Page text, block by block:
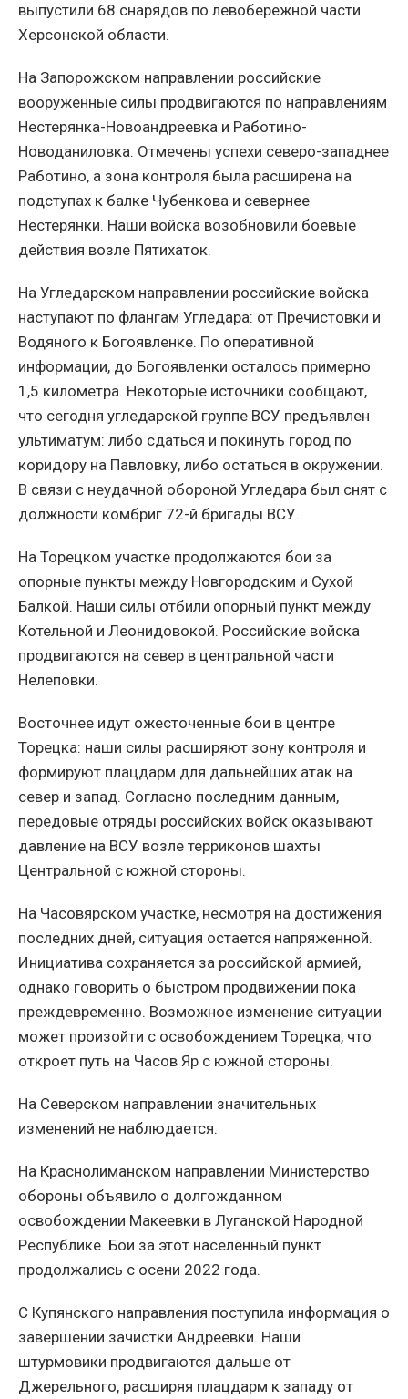
выпустили 68 снарядов по левобережной части
Херсонской области.
На Запорожском направлении российские
вооруженные силы продвигаются по направлениям
Нестерянка-Новоандреевка и Работино-
Новоданиловка. Отмечены успехи северо-западнее
Работино, а зона контроля была расширена на
подступах к балке Чубенкова и севернее
Нестерянки. Наши войска возобновили боевые
действия возле Пятихаток.
На Угледарском направлении российские войска
наступают по флангам Угледара: от Пречистовки и
Водяного к Богоявленке. По оперативной
информации, до Богоявленки осталось примерно
1,5 километра. Некоторые источники сообщают,
что сегодня угледарской группе ВСУ предъявлен
ультиматум: либо сдаться и покинуть город по
коридору на Павловку, либо остаться в окружении.
В связи с неудачной обороной Угледара был снят с
должности комбриг 72-й бригады ВСУ.
На Торецком участке продолжаются бои за
опорные пункты между Новгородским и Сухой
Балкой. Наши силы отбили опорный пункт между
Котельной и Леонидовокой. Российские войска
продвигаются на север в центральной части
Нелеповки.
Восточнее идут ожесточенные бои в центре
Торецка: наши силы расширяют зону контроля и
формируют плацдарм для дальнейших атак на
север и запад. Согласно последним данным,
передовые отряды российских войск оказывают
давление на ВСУ возле терриконов шахты
Центральной с южной стороны.
На Часовярском участке, несмотря на достижения
последних дней, ситуация остается напряженной.
Инициатива сохраняется за российской армией,
однако говорить о быстром продвижении пока
преждевременно. Возможное изменение ситуации
может произойти с освобождением Торецка, что
откроет путь на Часов Яр с южной стороны.
На Северском направлении значительных
изменений не наблюдается.
На Краснолиманском направлении Министерство
обороны объявило о долгожданном
освобождении Макеевки в Луганской Народной
Республике. Бои за этот населённый пункт
продолжались с осени 2022 года.
С Купянского направления поступила информация о
завершении зачистки Андреевки. Наши
штурмовики продвигаются дальше от
Джерельного, расширяя плацдарм к западу от